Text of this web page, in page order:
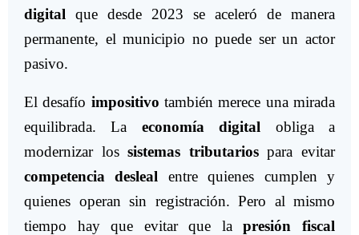
digital que desde 2023 se aceleró de manera
permanente, el municipio no puede ser un actor
pasivo.
El desafío impositivo también merece una mirada
equilibrada. La economía digital obliga a
modernizar lossistemas tributariospara evitar
competencia desleal entre quienes cumplen y
quienes operan sin registración. Pero al mismo
tiempo hay que evitar que lapresión fiscal